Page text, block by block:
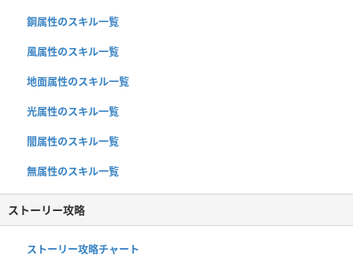
鋼属性のスキル一覧
風属性のスキル一覧
地面属性のスキル一覧
光属性のスキル一覧
闇属性のスキル一覧
無属性のスキル一覧
ストーリー攻略
ストーリー攻略チャート